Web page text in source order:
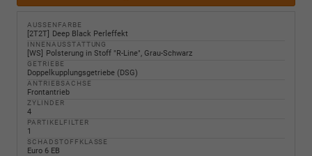
AUSSENFARBE
2T2T Deep Black Perleffekt
INNENAUSSTATTUNG
WS Polsterung in Stoff "R-Line", Grau-Schwarz
GETRIEBE
Doppelkupplungsgetriebe (DSG)
ANTRIEBSACHSE
Frontantrieb
ZYLINDER
4
PARTIKELFILTER
1
SCHADSTOFFKLASSE
Euro 6 EB